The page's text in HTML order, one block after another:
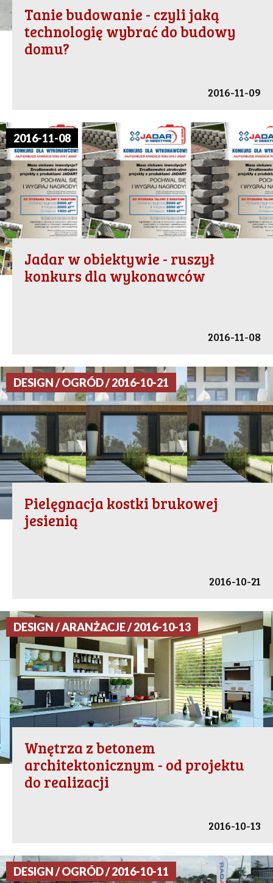
Tanie budowanie - czyli jaką
technologię wybrać do budowy
domu?
2016-11-09
2016-11-08
Jadar w obiektywie - ruszył
konkurs dla wykonawców
2016-11-08
DESIGN / OGRÓD / 2016-10-21
Pielęgnacja kostki brukowej
jesienią
2016-10-21
DESIGN / ARANŻACJE / 2016-10-13
Wnętrza z betonem
architektonicznym - od projektu
do realizacji
2016-10-13
DESIGN / OGRÓD / 2016-10-11